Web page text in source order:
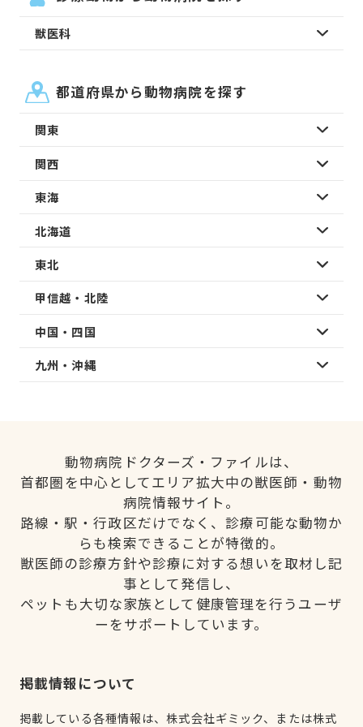
獣医科
都道府県から動物病院を探す
関東
関西
東海
北海道
東北
甲信越・北陸
中国・四国
九州・沖縄
動物病院ドクターズ・ファイルは、
首都圏を中心としてエリア拡大中の獣医師・動物
病院情報サイト。
路線・駅・行政区だけでなく、診療可能な動物か
らも検索できることが特徴的。
獣医師の診療方針や診療に対する想いを取材し記
事として発信し、
ペットも大切な家族として健康管理を行うユーザ
ーをサポートしています。
掲載情報について
掲載している各種情報は、株式会社ギミック、または株式